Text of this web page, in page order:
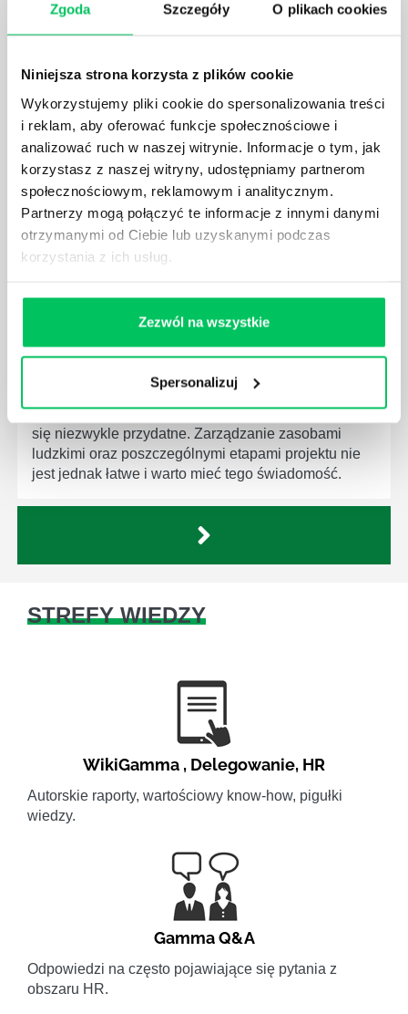
Zgoda Szczegóły O plikach cookies
Niniejsza strona korzysta z plików cookie
Wykorzystujemy pliki cookie do spersonalizowania treści
i reklam, aby oferować funkcje społecznościowe i
analizować ruch w naszej witrynie. Informacje o tym, jak
korzystasz z naszej witryny, udostępniamy partnerom
społecznościowym, reklamowym i analitycznym.
Partnerzy mogą połączyć te informacje z innymi danymi
otrzymanymi od Ciebie lub uzyskanymi podczas
korzystania z ich usług.
Zezwól na wszystkie
Spersonalizuj
czynności wykonywane przez pracowników.
JAK BRYGADZISTA MOŻE ROZWINĄĆ SWOJE
KOMPETENCJE MENEDŻERSKIE?
Menedżer to niezwykle ważne stanowisko w każdej
firmie. Osoba je pełniąca jest w pełni odpowiedzialna
za realizację działań podległych mu osób oraz
działu.
KAŻDY MENEDŻER?
Istnieje wiele metod zarządzania, które mogą okazać
się niezwykle przydatne. Zarządzanie zasobami
ludzkimi oraz poszczególnymi etapami projektu nie
jest jednak łatwe i warto mieć tego świadomość.
STREFY WIEDZY
WikiGamma , Delegowanie, HR
Autorskie raporty, wartościowy know-how, pigułki
wiedzy.
Gamma Q&A
Odpowiedzi na często pojawiające się pytania z
obszaru HR.